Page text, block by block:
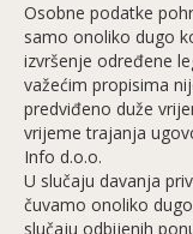
Osobne podatke
samo onoliko dugo
izvršenje određene
važećim propisima
predviđeno duže
vrijeme trajanja
Info d.o.o.
U slučaju davanja
čuvamo onoliko
slučaju odbijenih